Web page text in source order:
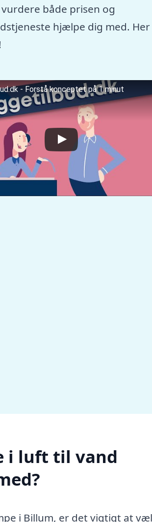
både prisen og
hjælpe dig med. Her
- Forstå konceptet på 1 minut
i luft til vand
i Billum, er det vigtigt at